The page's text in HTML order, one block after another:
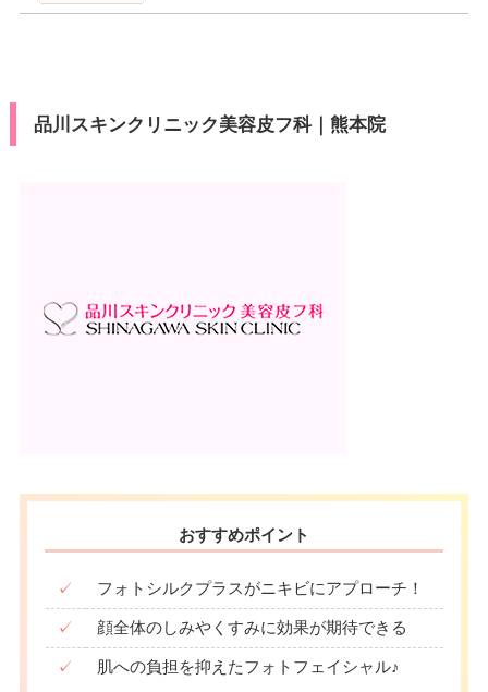
品川スキンクリニック美容皮フ科｜熊本院
おすすめポイント
✓ フォトシルクプラスがニキビにアプローチ！
✓ 顔全体のしみやくすみに効果が期待できる
✓ 肌への負担を抑えたフォトフェイシャル♪